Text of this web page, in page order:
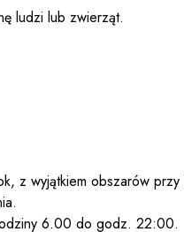
ludzi lub zwierząt.
z wyjątkiem obszarów przy
6.00 do godz. 22:00.